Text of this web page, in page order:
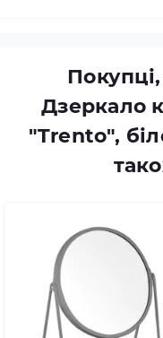
Дзеркало
"Trento",